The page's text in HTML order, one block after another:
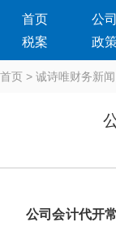
首页 公
税案
政
首页 > 诚诗唯财务新闻
公司会计代开